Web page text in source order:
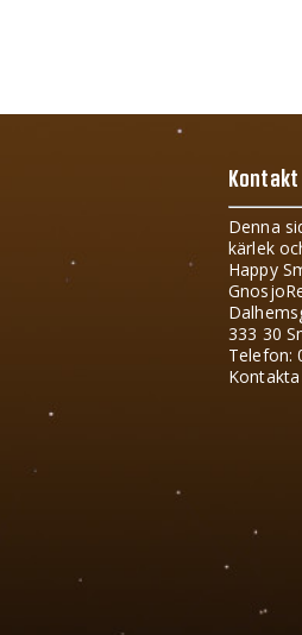
Kontakt
Denna
kärlek
Happy
333 30
Telefon: